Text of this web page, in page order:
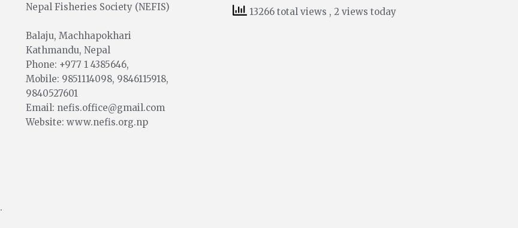
Nepal Fisheries Society (NEFIS)
Balaju, Machhapokhari
Kathmandu, Nepal
Phone: +977 1 4385646,
Mobile: 9851114098, 9846115918,
9840527601
Email: nefis.office@gmail.com
Website: www.nefis.org.np
13266 total views , 2 views today
.